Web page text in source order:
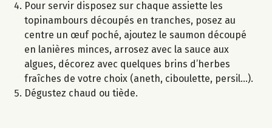
Pour servir disposez sur chaque assiette les
topinambours découpés en tranches, posez au
centre un œuf poché, ajoutez le saumon découpé
en lanières minces, arrosez avec la sauce aux
algues, décorez avec quelques brins d’herbes
fraîches de votre choix (aneth, ciboulette, persil…).
Dégustez chaud ou tiède.